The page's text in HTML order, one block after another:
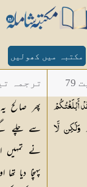
مکتبہ میں کھولیں
أَبْلَغْتُكُمْ
وَلَٰكِن لَّا
ترجمہ
مولانا
کیلانی
پھر صالح
سے چلے
نے تمہیں